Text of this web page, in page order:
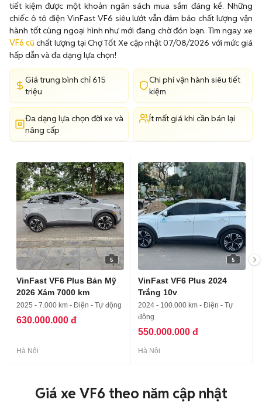
tiết kiệm được một khoản ngân sách mua sắm đáng kể. Những
chiếc ô tô điện VinFast VF6 siêu lướt vẫn đảm bảo chất lượng vận
hành tốt cùng ngoại hình như mới đang chờ đón bạn. Tìm ngay xe
VF6 cũchất lượng tại Chợ Tốt Xe cập nhật 07/08/2026 với mức giá
hấp dẫn và đa dạng lựa chọn!
Giá trung bình chỉ 615
triệu
Chi phí vận hành siêu tiết
kiệm
Đa dạng lựa chọn đời xe và
nâng cấp
Ít mất giá khi cần bán lại
5
VinFast VF6 Plus Bản Mỹ
2026 Xám 7000 km
2025 - 7.000 km - Điện - Tự động
630.000.000 đ
Hà Nội
5
VinFast VF6 Plus 2024
Trắng 10v
2024 - 100.000 km - Điện - Tự
động
550.000.000 đ
Hà Nội
Giá xe VF6 theo năm cập nhật